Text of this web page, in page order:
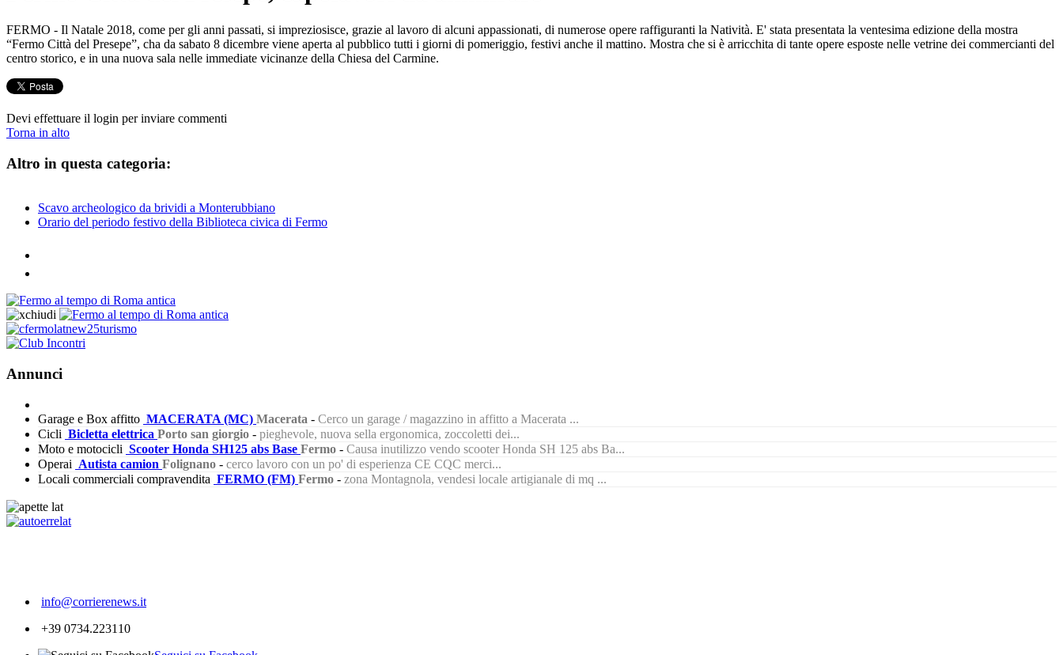
FERMO - Il Natale 2018, come per gli anni passati, si impreziosisce, grazie al lavoro di alcuni appassionati, di numerose opere raffiguranti la Natività. E' stata presentata la ventesima edizione della mostra
“Fermo Città del Presepe”, cha da sabato 8 dicembre viene aperta al pubblico tutti i giorni di pomeriggio, festivi anche il mattino. Mostra che si è arricchita di tante opere esposte nelle vetrine dei commercianti del
centro storico, e in una nuova sala nelle immediate vicinanze della Chiesa del Carmine.
Devi effettuare il login per inviare commenti
Torna in alto
Altro in questa categoria:
Scavo archeologico da brividi a Monterubbiano
Orario del periodo festivo della Biblioteca civica di Fermo
Annunci
Garage e Box affitto MACERATA (MC) Macerata - Cerco un garage / magazzino in affitto a Macerata ...
Cicli Bicletta elettrica Porto san giorgio - pieghevole, nuova sella ergonomica, zoccoletti dei...
Moto e motocicli Scooter Honda SH125 abs Base Fermo - Causa inutilizzo vendo scooter Honda SH 125 abs Ba...
Operai Autista camion Folignano - cerco lavoro con un po' di esperienza CE CQC merci...
Locali commerciali compravendita FERMO (FM) Fermo - zona Montagnola, vendesi locale artigianale di mq ...
info@corrierenews.it
+39 0734.223110